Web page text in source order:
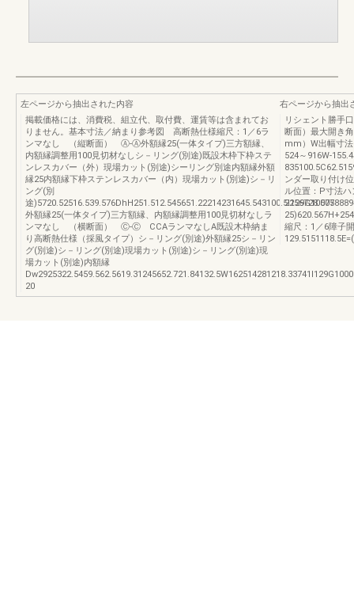
左ページから抽出された内容
掲載価格には、消費税、組立代、取付費、運賃等は含まれてお
りません。基本寸法／納まり参考図 高断熱仕様縮尺：1／6ラ
ンマなし （縦断面） Ⓐ-Ⓐ外額縁25(一体タイプ)三方額縁、
内額縁調整用100見切材なしシ－リング(別途)既設木枠下枠ステ
ンレスカバー（外）現場カット(別途)シーリング別途内額縁外額
縁25内額縁下枠ステンレスカバー（内）現場カット(別途)シ－リ
ング(別
途)5720.52516.539.576DhH251.512.545651.22214231645.543100.5I129G10005
外額縁25(一体タイプ)三方額縁、内額縁調整用100見切材なしラ
ンマなし （横断面） Ⓒ-Ⓒ CCAランマなしA既設木枠納ま
り高断熱仕様（採風タイプ）シ－リング(別途)外額縁25シ－リン
グ(別途)シ－リング(別途)現場カット(別途)シ－リング(別途)現
場カット(別途)内額縁
20
右ページから抽出
リシェント勝手
断面）最大開き
mm）W出幅寸
524～916W-
ンダー取り付け
ル位置：P寸法ハ
縮尺：1／6障子